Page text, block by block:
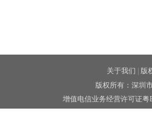
关于我们 版
版权所有：深圳
增值电信业务经营许可证粤